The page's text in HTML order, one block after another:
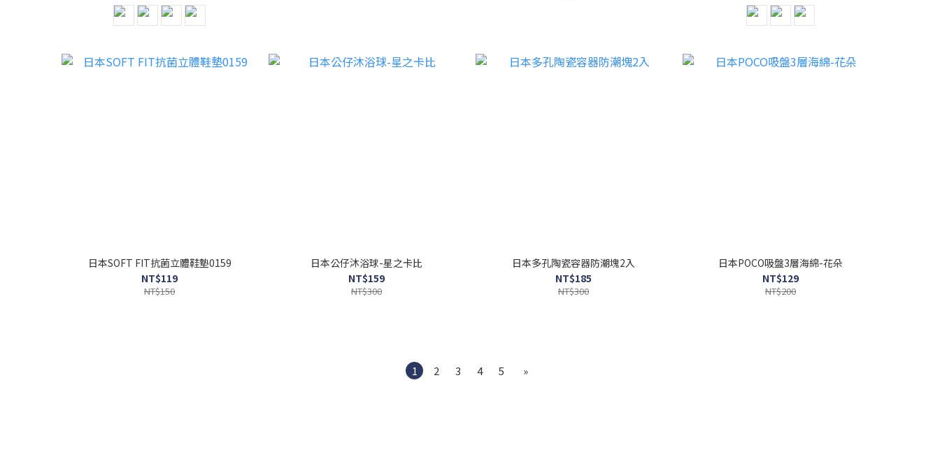
日本SOFT FIT抗菌立體鞋墊0159
NT$119
NT$150
日本公仔沐浴球-星之卡比
NT$159
NT$300
日本多孔陶瓷容器防潮塊2入
NT$185
NT$300
日本POCO吸盤3層海綿-花朵
NT$129
NT$200
1 2 3 4 5 »